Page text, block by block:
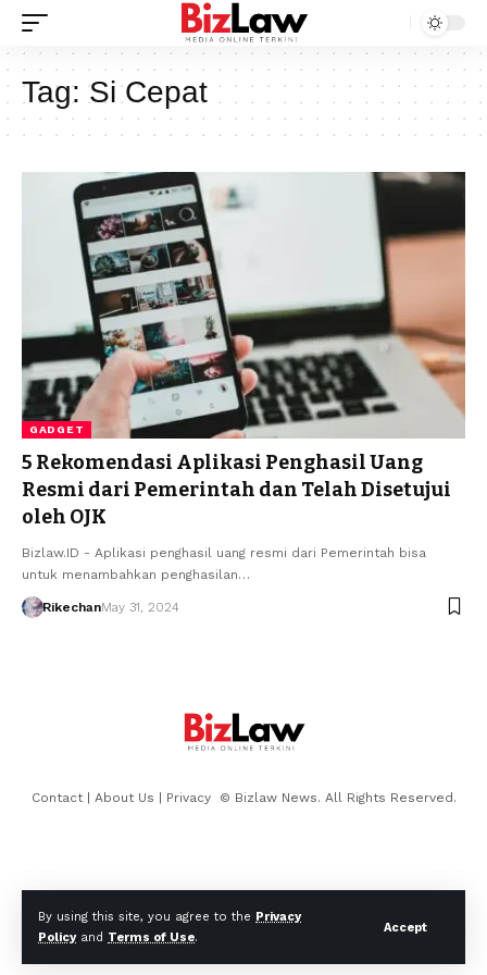
By using this site, you agree to the Privacy
Policyand Terms of Use.
Accept
Tag:Si Cepat
GADGET
5 Rekomendasi Aplikasi Penghasil Uang
Resmi dari Pemerintah dan Telah Disetujui
oleh OJK
Bizlaw.ID - Aplikasi penghasil uang resmi dari Pemerintah bisa
untuk menambahkan penghasilan…
RikechanMay 31, 2024
Contact| About Us | Privacy © Bizlaw News. All Rights Reserved.